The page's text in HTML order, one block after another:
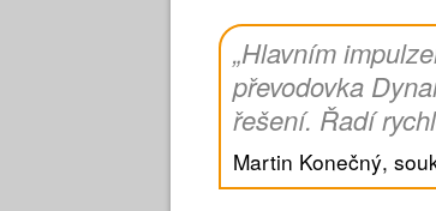
„Hlavním
převodovka
řešení. Řadí
Martin Konečný,